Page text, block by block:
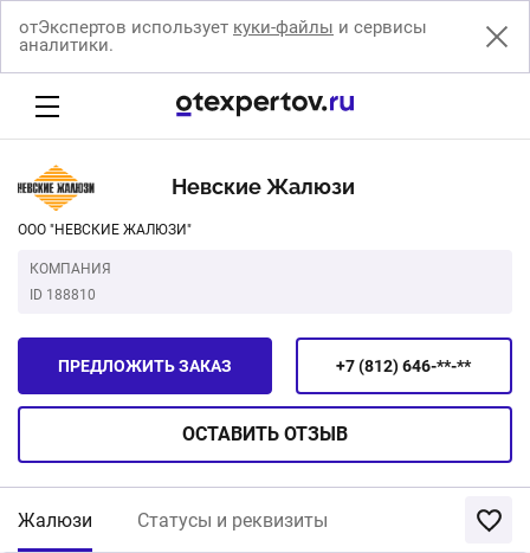
отЭкспертов использует куки-файлы и сервисы
аналитики.
Невские Жалюзи
ООО "НЕВСКИЕ ЖАЛЮЗИ"
КОМПАНИЯ
ID 188810
+7 (812) 646-**-**
ПРЕДЛОЖИТЬ ЗАКАЗ
ОСТАВИТЬ ОТЗЫВ
Жалюзи Статусы и реквизиты